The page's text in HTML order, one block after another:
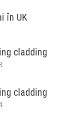
în UK
cladding
cladding